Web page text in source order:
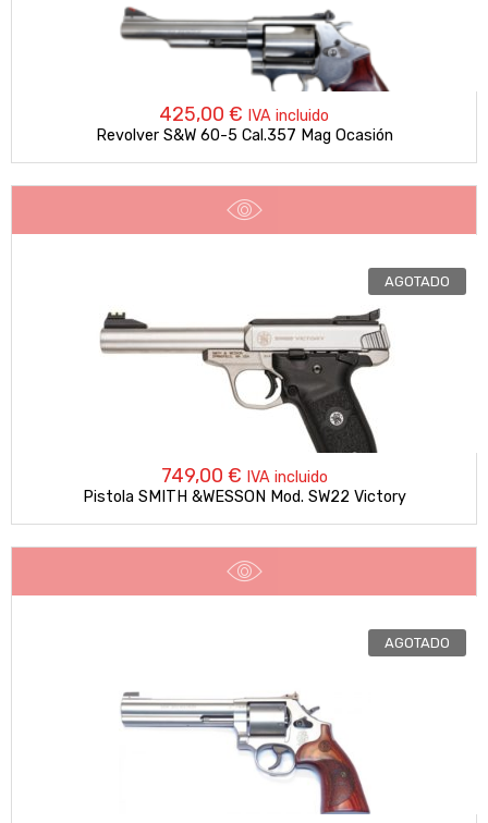
425,00 € IVA incluido
Revolver S&W 60-5 Cal.357 Mag Ocasión
AGOTADO
749,00 € IVA incluido
Pistola SMITH &WESSON Mod. SW22 Victory
AGOTADO